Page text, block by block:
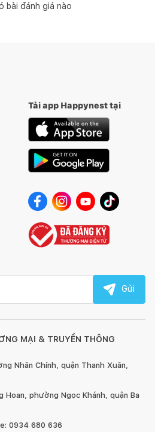
bài đánh giá nào
MẠI & TRUYỀN THÔNG
Nhân Chính, quận Thanh Xuân,
Hoan, phường Ngọc Khánh, quận Ba
0934 680 636
Tải app Happynest tại
Gửi